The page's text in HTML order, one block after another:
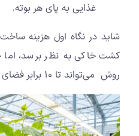
غذایی به پای هر بوته.
شاید در نگاه اول هزینه ساخت
کشت خاکی به نظر برسد،
روش می‌تواند تا ۱۰ برابر فضای باز باشد.